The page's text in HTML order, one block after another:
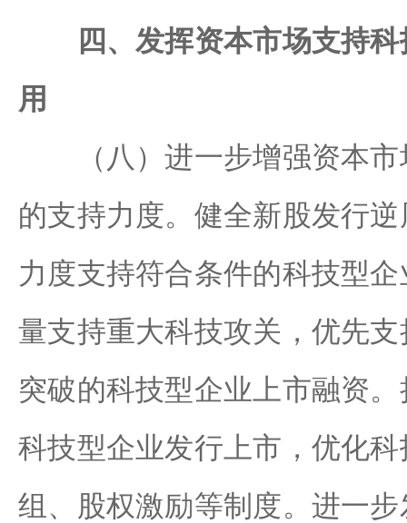
四、发挥资本市场支持
用
（八）进一步增强资本市
的支持力度。健全新股发行
力度支持符合条件的科技型
量支持重大科技攻关，优先
突破的科技型企业上市融资
科技型企业发行上市，优化
组、股权激励等制度。进一